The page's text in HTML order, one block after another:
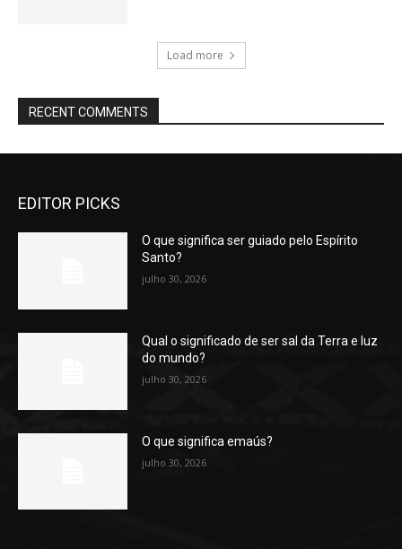
Load more
RECENT COMMENTS
EDITOR PICKS
O que significa ser guiado pelo Espírito
Santo?
julho 30, 2026
Qual o significado de ser sal da Terra e luz
do mundo?
julho 30, 2026
O que significa emaús?
julho 30, 2026